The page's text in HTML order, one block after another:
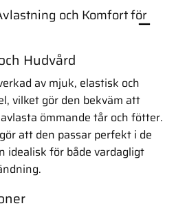
och Komfort för
Hudvård
av mjuk, elastisk och
vilket gör den bekväm att
ömmande tår och fötter.
att den passar perfekt i de
idealisk för både vardagligt